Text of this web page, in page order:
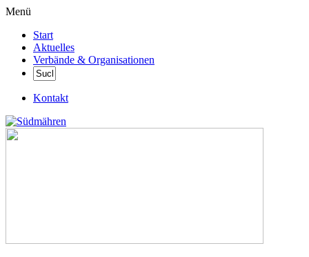
Menü
Start
Aktuelles
Verbände & Organisationen
Kontakt